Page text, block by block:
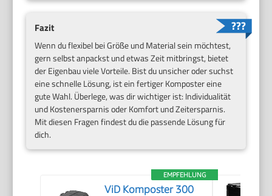
Fazit
Wenn du flexibel bei Größe und Material sein möchtest,
gern selbst anpackst und etwas Zeit mitbringst, bietet
der Eigenbau viele Vorteile. Bist du unsicher oder suchst
eine schnelle Lösung, ist ein fertiger Komposter eine
gute Wahl. Überlege, was dir wichtiger ist: Individualität
und Kostenersparnis oder Komfort und Zeitersparnis.
Mit diesen Fragen findest du die passende Lösung für
dich.
EMPFEHLUNG
ViD Komposter 300